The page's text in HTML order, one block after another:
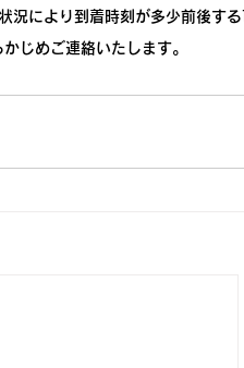
により到着時刻が多少前後する
じめご連絡いたします。